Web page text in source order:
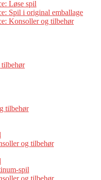
Løse spil
Spil i original emballage
Konsoller og tilbehør
tilbehør
og tilbehør
spil